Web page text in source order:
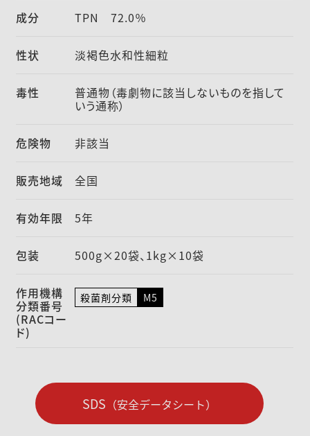
SDS （安全データシート）
成分 TPN 72.0％
性状 淡褐色水和性細粒
毒性 普通物（毒劇物に該当しないものを指して
いう通称）
危険物 非該当
販売地域 全国
有効年限 5年
包装 500g×20袋、1kg×10袋
作用機構
分類番号
(RACコー
ド)
殺菌剤分類 M5